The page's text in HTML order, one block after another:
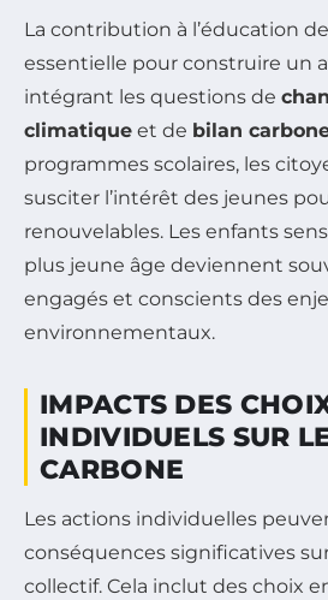
La contribution à l’éducation
essentielle pour construire un
intégrant les questions de
climatique et de bilan
programmes scolaires, les
susciter l’intérêt des jeunes
renouvelables. Les enfants
plus jeune âge deviennent
engagés et conscients des
environnementaux.
IMPACTS DES
INDIVIDUELS SUR
CARBONE
Les actions individuelles
conséquences significatives
collectif. Cela inclut des choix